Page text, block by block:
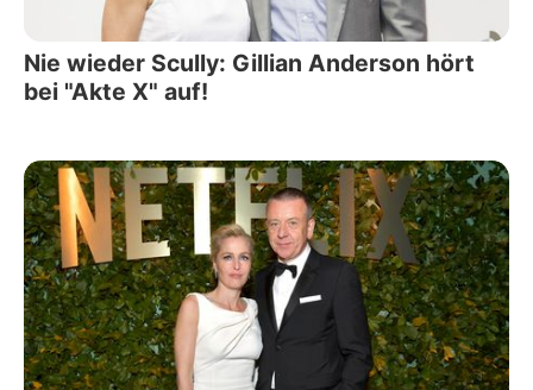
Nie wieder Scully: Gillian Anderson hört
bei "Akte X" auf!